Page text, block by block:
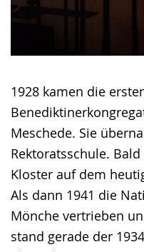
1928 kamen die
Meschede. Sie
Rektoratsschule.
Kloster auf dem
Als dann 1941 die
Mönche vertrieben
stand gerade der